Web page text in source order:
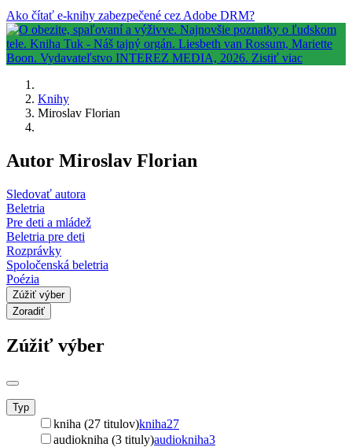
Ako čítať e-knihy zabezpečené cez Adobe DRM?
Knihy
Miroslav Florian
Autor Miroslav Florian
Sledovať autora
Beletria
Pre deti a mládež
Beletria pre deti
Rozprávky
Spoločenská beletria
Poézia
Zúžiť výber
Zoradiť
Zúžiť výber
Typ
kniha (27 titulov)kniha27
audiokniha (3 tituly)audiokniha3